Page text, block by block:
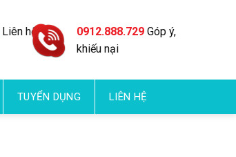
Liên hệ
0912.888.729 Góp ý,
khiếu nại
TUYỂN DỤNG LIÊN HỆ